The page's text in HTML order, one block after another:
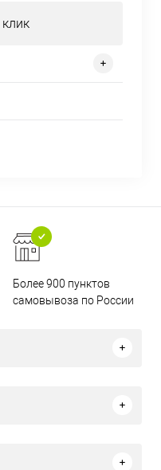
Более 900 пунктов
самовывоза по России